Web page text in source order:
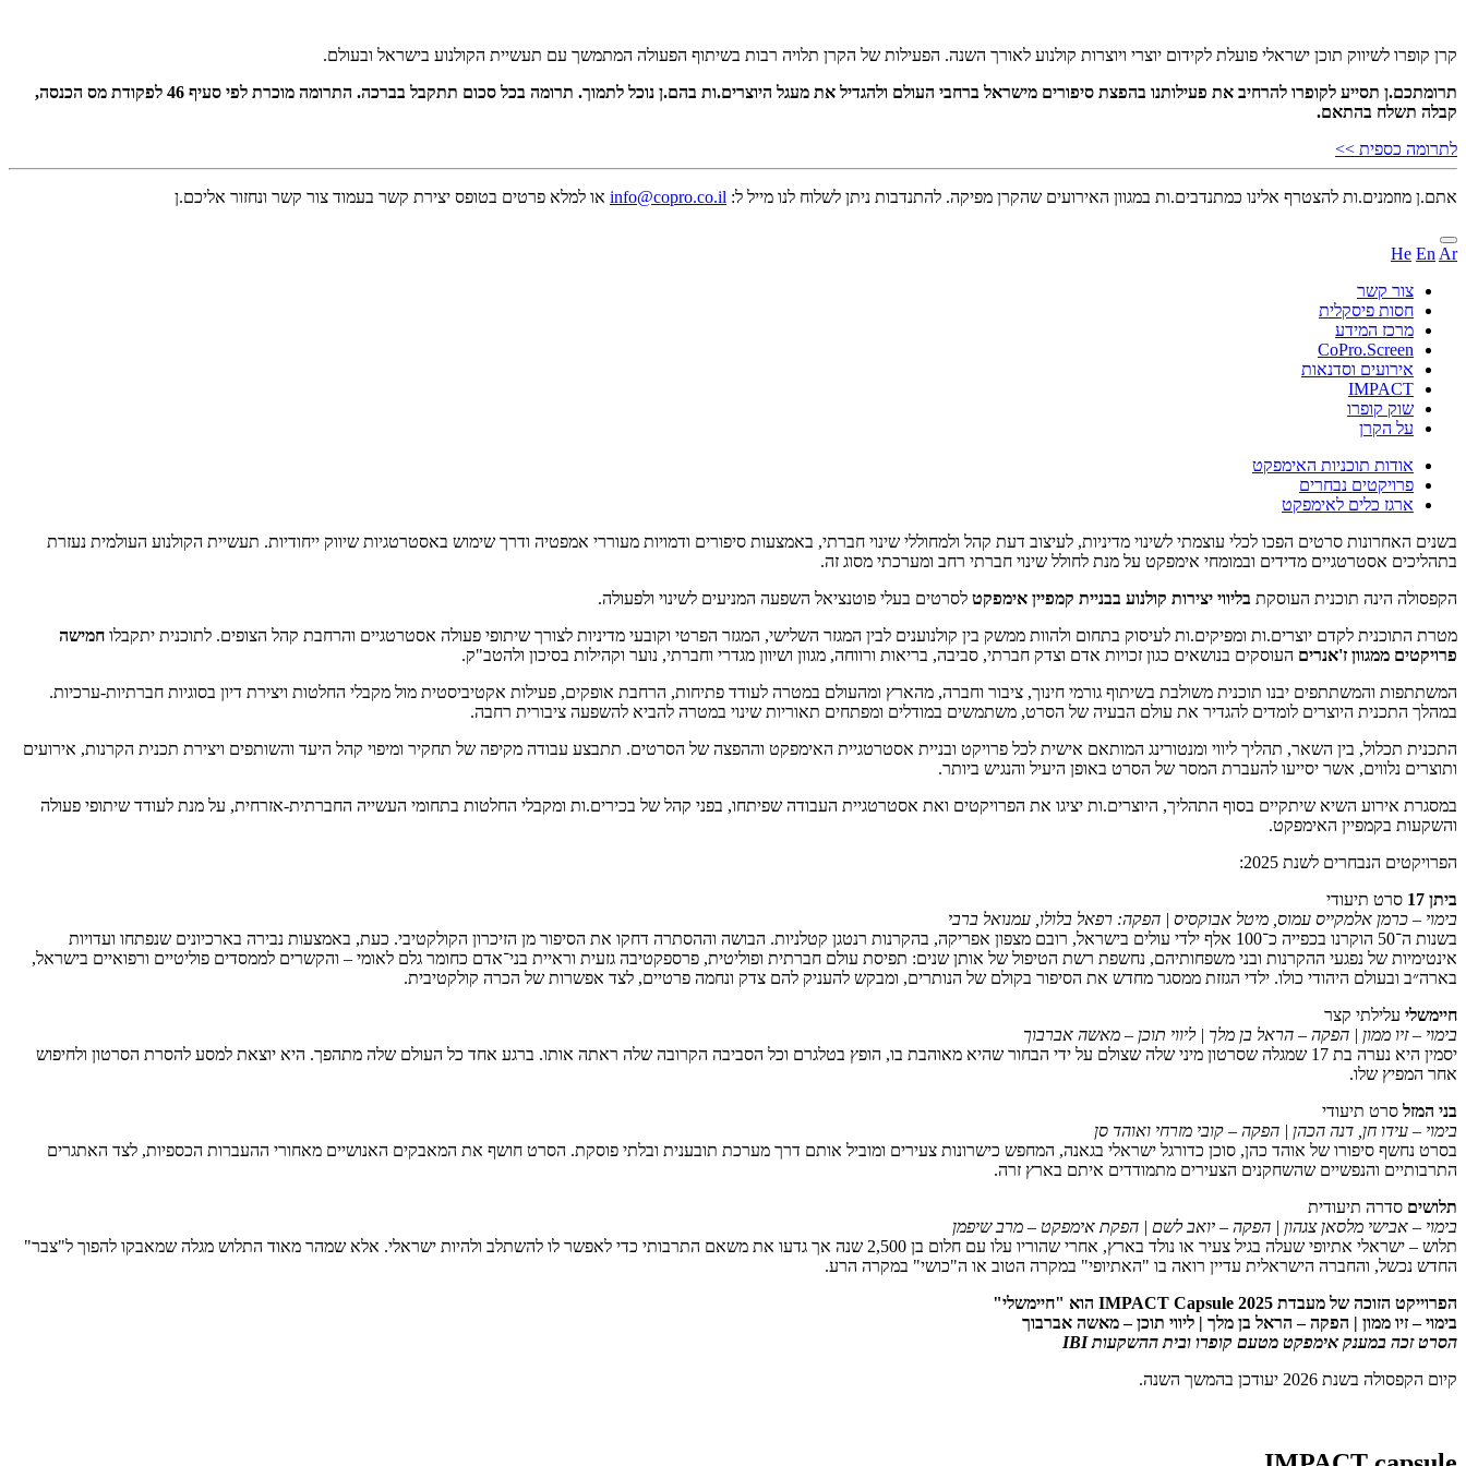
קרן קופרו לשיווק תוכן ישראלי פועלת לקידום יוצרי ויוצרות קולנוע לאורך השנה. הפעילות של הקרן תלויה רבות בשיתוף הפעולה המתמשך עם תעשיית הקולנוע בישראל ובעולם.
תרומתכם.ן תסייע לקופרו להרחיב את פעילותנו בהפצת סיפורים מישראל ברחבי העולם ולהגדיל את מעגל היוצרים.ות בהם.ן נוכל לתמוך. תרומה בכל סכום תתקבל בברכה. התרומה מוכרת לפי סעיף 46 לפקודת מס הכנסה,
קבלה תשלח בהתאם.
לתרומה כספית >>
אתם.ן מוזמנים.ות להצטרף אלינו כמתנדבים.ות במגוון האירועים שהקרן מפיקה. להתנדבות ניתן לשלוח לנו מייל ל: info@copro.co.il או למלא פרטים בטופס יצירת קשר בעמוד צור קשר ונחזור אליכם.ן
He En Ar
צור קשר
חסות פיסקלית
מרכז המידע
CoPro.Screen
אירועים וסדנאות
IMPACT
שוק קופרו
על הקרן
אודות תוכניות האימפקט
פרויקטים נבחרים
ארגז כלים לאימפקט
בשנים האחרונות סרטים הפכו לכלי עוצמתי לשינוי מדיניות, לעיצוב דעת קהל ולמחוללי שינוי חברתי, באמצעות סיפורים ודמויות מעוררי אמפטיה ודרך שימוש באסטרטגיות שיווק ייחודיות. תעשיית הקולנוע העולמית נעזרת
בתהליכים אסטרטגיים מדידים ובמומחי אימפקט על מנת לחולל שינוי חברתי רחב ומערכתי מסוג זה.
הקפסולה הינה תוכנית העוסקת בליווי יצירות קולנוע בבניית קמפיין אימפקט לסרטים בעלי פוטנציאל השפעה המניעים לשינוי ולפעולה.
מטרת התוכנית לקדם יוצרים.ות ומפיקים.ות לעיסוק בתחום ולהוות ממשק בין קולנוענים לבין המגזר השלישי, המגזר הפרטי וקובעי מדיניות לצורך שיתופי פעולה אסטרטגיים והרחבת קהל הצופים. לתוכנית יתקבלו חמישה
פרויקטים ממגוון ז'אנרים העוסקים בנושאים כגון זכויות אדם וצדק חברתי, סביבה, בריאות ורווחה, מגוון ושיוון מגדרי וחברתי, נוער וקהילות בסיכון ולהטב"ק.
המשתתפות והמשתתפים יבנו תוכנית משולבת בשיתוף גורמי חינוך, ציבור וחברה, מהארץ ומהעולם במטרה לעודד פתיחות, הרחבת אופקים, פעילות אקטיביסטית מול מקבלי החלטות ויצירת דיון בסוגיות חברתיות-ערכיות.
במהלך התכנית היוצרים לומדים להגדיר את עולם הבעיה של הסרט, משתמשים במודלים ומפתחים תאוריות שינוי במטרה להביא להשפעה ציבורית רחבה.
התכנית תכלול, בין השאר, תהליך ליווי ומנטורינג המותאם אישית לכל פרויקט ובניית אסטרטגיית האימפקט וההפצה של הסרטים. תתבצע עבודה מקיפה של תחקיר ומיפוי קהל היעד והשותפים ויצירת תכנית הקרנות, אירועים
ותוצרים נלווים, אשר יסייעו להעברת המסר של הסרט באופן היעיל והנגיש ביותר.
במסגרת אירוע השיא שיתקיים בסוף התהליך, היוצרים.ות יציגו את הפרויקטים ואת אסטרטגיית העבודה שפיתחו, בפני קהל של בכירים.ות ומקבלי החלטות בתחומי העשייה החברתית-אזרחית, על מנת לעודד שיתופי פעולה
והשקעות בקמפיין האימפקט.
הפרויקטים הנבחרים לשנת 2025:
ביתן 17
סרט תיעודי
בימוי – כרמן אלמקייס עמוס, מיטל אבוקסיס | הפקה: רפאל בלולו, עמנואל ברבי
בשנות ה־50 הוקרנו בכפייה כ־100 אלף ילדי עולים בישראל, רובם מצפון אפריקה, בהקרנות רנטגן קטלניות. הבושה וההסתרה דחקו את הסיפור מן הזיכרון הקולקטיבי. כעת, באמצעות נבירה בארכיונים שנפתחו ועדויות
אינטימיות של נפגעי ההקרנות ובני משפחותיהם, נחשפת רשת הטיפול של אותן שנים: תפיסת עולם חברתית ופוליטית, פרספקטיבה גזעית וראיית בני־אדם כחומר גלם לאומי – והקשרים לממסדים פוליטיים ורפואיים בישראל,
בארה״ב ובעולם היהודי כולו. ילדי הגזזת ממסגר מחדש את הסיפור בקולם של הנותרים, ומבקש להעניק להם צדק ונחמה פרטיים, לצד אפשרות של הכרה קולקטיבית.
חיימשלי עלילתי קצר
בימוי – זיו ממון | הפקה – הראל בן מלך | ליווי תוכן – מאשה אברבוך
יסמין היא נערה בת 17 שמגלה שסרטון מיני שלה שצולם על ידי הבחור שהיא מאוהבת בו, הופץ בטלגרם וכל הסביבה הקרובה שלה ראתה אותו. ברגע אחד כל העולם שלה מתהפך. היא יוצאת למסע להסרת הסרטון ולחיפוש
אחר המפיץ שלו.
בני המזל סרט תיעודי
בימוי – עידו חן, דנה הכהן | הפקה – קובי מזרחי ואוהד סן
בסרט נחשף סיפורו של אוהד כהן, סוכן כדורגל ישראלי בגאנה, המחפש כישרונות צעירים ומוביל אותם דרך מערכת תובענית ובלתי פוסקת. הסרט חושף את המאבקים האנושיים מאחורי ההעברות הכספיות, לצד האתגרים
התרבותיים והנפשיים שהשחקנים הצעירים מתמודדים איתם בארץ זרה.
תלושים סדרה תיעודית
בימוי – אבישי מלסאן צגהון | הפקה – יואב לשם | הפקת אימפקט – מרב שיפמן
תלוש – ישראלי אתיופי שעלה בגיל צעיר או נולד בארץ, אחרי שהוריו עלו עם חלום בן 2,500 שנה אך גדעו את משאם התרבותי כדי לאפשר לו להשתלב ולהיות ישראלי. אלא שמהר מאוד התלוש מגלה שמאבקו להפוך ל"צבר"
החדש נכשל, והחברה הישראלית עדיין רואה בו "האתיופי" במקרה הטוב או ה"כושי" במקרה הרע.
הפרוייקט הזוכה של מעבדת IMPACT Capsule 2025 הוא "חיימשלי"
בימוי – זיו ממון | הפקה – הראל בן מלך | ליווי תוכן – מאשה אברבוך
הסרט זכה במענק אימפקט מטעם קופרו ובית ההשקעות IBI
קיום הקפסולה בשנת 2026 יעודכן בהמשך השנה.